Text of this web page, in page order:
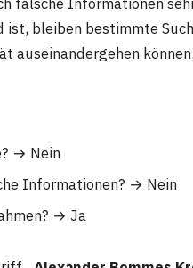
falsche Informationen
bleiben bestimmte
auseinandergehen
→ Nein
Informationen? → Nein
→ Ja